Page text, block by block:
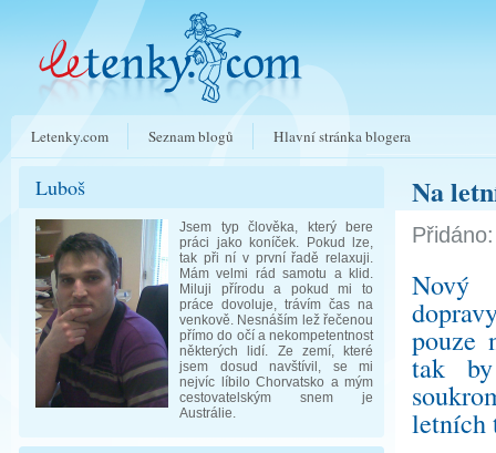
Letenky.com Seznam blogů Hlavní stránka blogera
Luboš
Jsem typ člověka, který bere
práci jako koníček. Pokud lze,
tak při ní v první řadě relaxuji.
Mám velmi rád samotu a klid.
Miluji přírodu a pokud mi to
práce dovoluje, trávím čas na
venkově. Nesnáším lež řečenou
přímo do očí a nekompetentnost
některých lidí. Ze zemí, které
jsem dosud navštívil, se mi
nejvíc líbilo Chorvatsko a mým
cestovatelským snem je
Austrálie.
Na
Nový
pouze
tak
letních